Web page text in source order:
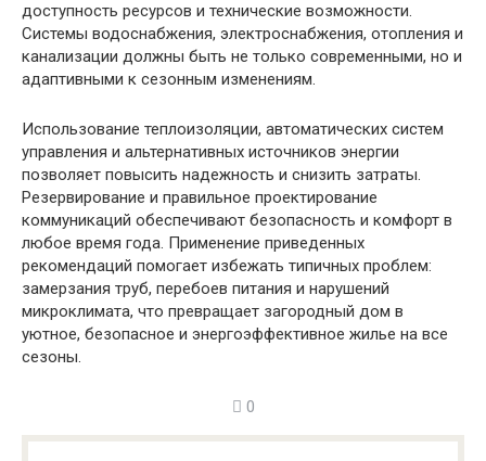
доступность ресурсов и технические возможности.
Системы водоснабжения, электроснабжения, отопления и
канализации должны быть не только современными, но и
адаптивными к сезонным изменениям.
Использование теплоизоляции, автоматических систем
управления и альтернативных источников энергии
позволяет повысить надежность и снизить затраты.
Резервирование и правильное проектирование
коммуникаций обеспечивают безопасность и комфорт в
любое время года. Применение приведенных
рекомендаций помогает избежать типичных проблем:
замерзания труб, перебоев питания и нарушений
микроклимата, что превращает загородный дом в
уютное, безопасное и энергоэффективное жилье на все
сезоны.
0